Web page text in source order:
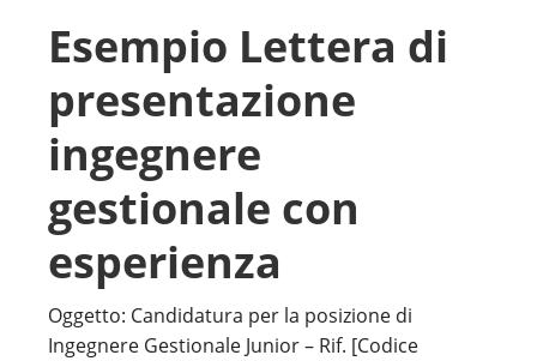
Esempio Lettera di
presentazione
ingegnere
gestionale con
esperienza
Oggetto: Candidatura per la posizione di
Ingegnere Gestionale Junior – Rif. [Codice